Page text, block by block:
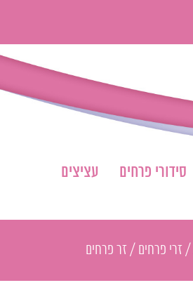
סידורי פרחים
עציצים
/ זרי פרחים / זר פרחים